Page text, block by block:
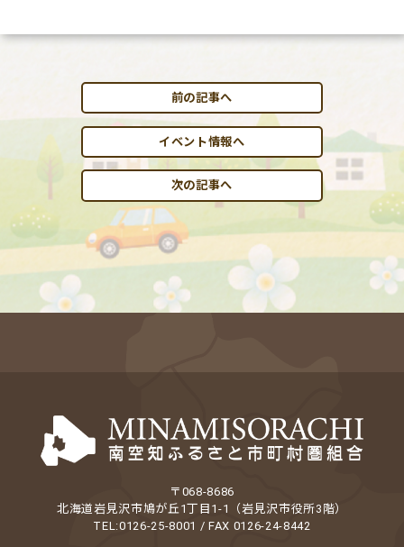
前の記事へ
イベント情報へ
次の記事へ
〒068-8686
北海道岩見沢市鳩が丘1丁目1-1（岩見沢市役所3階）
TEL:0126-25-8001 / FAX 0126-24-8442